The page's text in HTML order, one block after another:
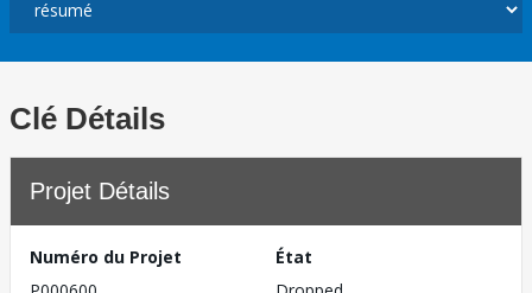
Clé Détails
Projet Détails
Numéro du Projet
État